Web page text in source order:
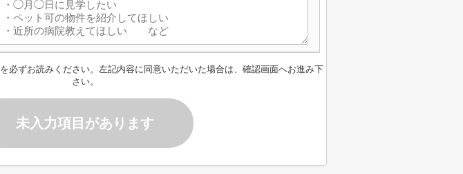
を必ずお読みください。左記内容に同意いただいた場合は、確認画面へお進み下
さい。
未入力項目があります